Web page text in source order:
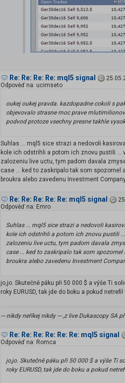
Re: Re: Re: Re: mql5 signal
Odpověď na: ucimseto
oukej oukej pravda. kazdopadne cokoli s
objevovalo strasne moc prave
podvod protoze vsechny presne takhle
Suhlas ... mql5 sice strazi a nedovoli
kole ich odstrihli a potom ich znovu pustili
zalozeniu live uctu, tym padom davala
case ... ked to zaskripalo tak som spozornel
broukra alebo zavedenu Investment
Re: Re: Re: Re: Re: mql5 signal
Odpověď na: Emro
Suhlas ... mql5 sice strazi a nedovoli
kole ich odstrihli a potom ich znovu pustili
zalozeniu live uctu, tym padom davala
case ... ked to zaskripalo tak som
broukra alebo zavedenu Investment
jo,jo. Skutečně páku při 50 000 $ a výše Ti
roky EURUSD, tak jde do boku a pokud
--- nikdy neříkej nikdy --- ,z live Dukascopy SA
Re: Re: Re: Re: Re: Re: mql5 signal
Odpověď na: Romca
jo,jo. Skutečně páku při 50 000 $ a výše Ti
roky EURUSD, tak jde do boku a pokud